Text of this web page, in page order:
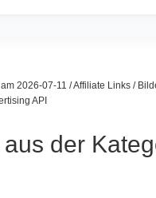
2026-07-11 / Affiliate Links /
API
der